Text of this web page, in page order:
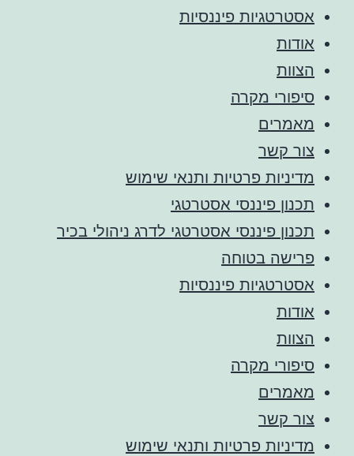
אסטרטגיות פיננסיות
אודות
הצוות
סיפורי מקרה
מאמרים
צור קשר
מדיניות פרטיות ותנאי שימוש
תכנון פיננסי אסטרטגי
תכנון פיננסי אסטרטגי לדרג ניהולי בכיר
פרישה בטוחה
אסטרטגיות פיננסיות
אודות
הצוות
סיפורי מקרה
מאמרים
צור קשר
מדיניות פרטיות ותנאי שימוש